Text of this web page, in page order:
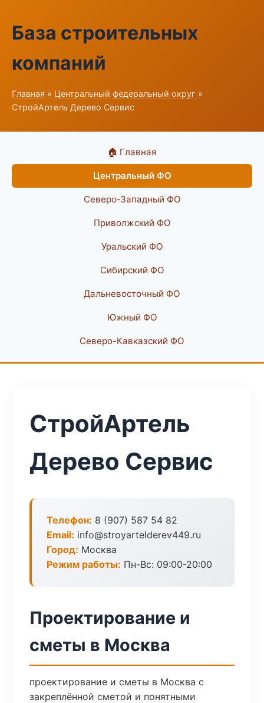
База строительных
компаний
Главная » Центральный федеральный округ »
СтройАртель Дерево Сервис
🏠 Главная
Центральный ФО
Северо-Западный ФО
Приволжский ФО
Уральский ФО
Сибирский ФО
Дальневосточный ФО
Южный ФО
Северо-Кавказский ФО
СтройАртель
Дерево Сервис
Телефон: 8 (907) 587 54 82
Email: info@stroyartelderev449.ru
Город: Москва
Режим работы: Пн-Вс: 09:00-20:00
Проектирование и
сметы в Москва
проектирование и сметы в Москва с
закреплённой сметой и понятными